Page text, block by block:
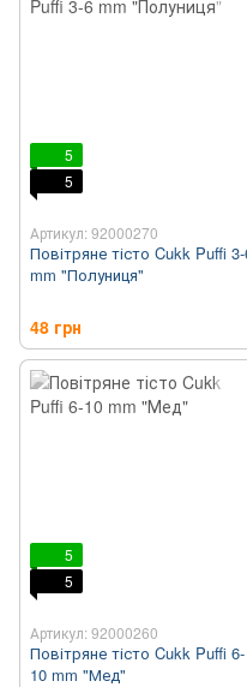
5
5
Артикул: 92000270
Повітряне тісто Cukk Puffi
mm "Полуниця"
48 грн
5
5
Артикул: 92000260
Повітряне тісто Cukk Puffi 6-
10 mm "Мед"